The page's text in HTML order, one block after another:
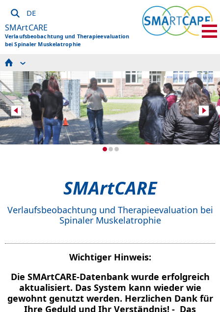
DE
SMArtCARE
Verlaufsbeobachtung und Therapieevaluation
bei Spinaler Muskelatrophie
Über uns
Für Patienten
Für teilnehmende Zentren
Workshops und Termine
Projekte und Datennutzung
Kontakt und Support
SMArtCARE
Verlaufsbeobachtung und Therapieevaluation bei
Spinaler Muskelatrophie
Wichtiger Hinweis:
Die SMArtCARE-Datenbank wurde erfolgreich
aktualisiert. Das System kann wieder wie
gewohnt genutzt werden. Herzlichen Dank für
Ihre Geduld und Ihr Verständnis! - Das